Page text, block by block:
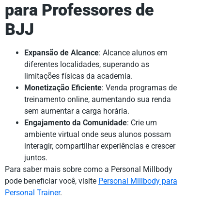
para Professores de
BJJ
Expansão de Alcance: Alcance alunos em
diferentes localidades, superando as
limitações físicas da academia.
Monetização Eficiente: Venda programas de
treinamento online, aumentando sua renda
sem aumentar a carga horária.
Engajamento da Comunidade: Crie um
ambiente virtual onde seus alunos possam
interagir, compartilhar experiências e crescer
juntos.
Para saber mais sobre como a Personal Millbody
pode beneficiar você, visite Personal Millbody para
Personal Trainer.